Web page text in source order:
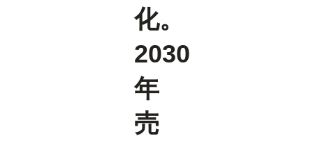
化。
2030
年
売